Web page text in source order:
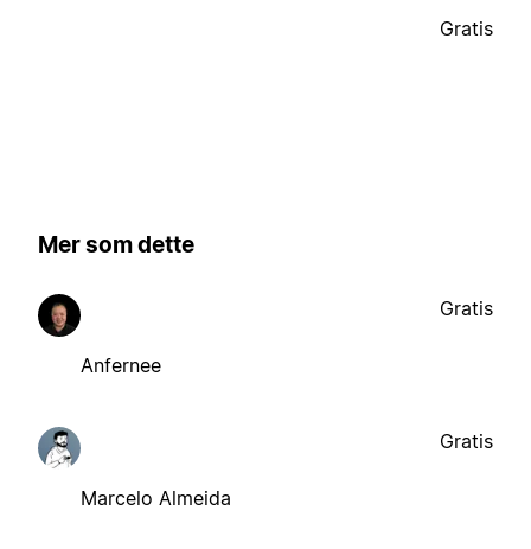
Gratis
Mer som dette
Anfernee
Gratis
Marcelo Almeida
Gratis